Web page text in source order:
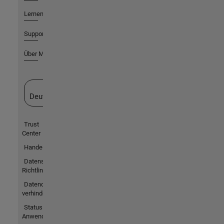
Lernen
Support
Über MathWorks
Deutschland
Trust
Center
Handelsmarken
Datenschutz-
Richtlinien
Datendiebstahl
verhindern
Status von
Anwendungen